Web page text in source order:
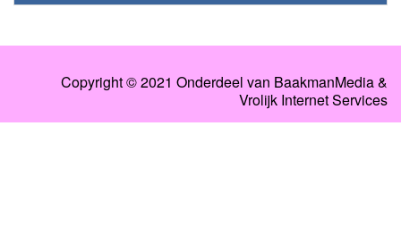
Copyright © 2021 Onderdeel van BaakmanMedia&
Vrolijk Internet Services